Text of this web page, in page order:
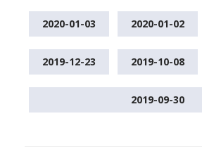
2020-01-03 2020-01-02
2019-12-23 2019-10-08
2019-09-30